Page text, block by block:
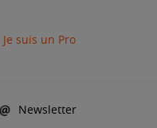
Je suis un Pro
Newsletter